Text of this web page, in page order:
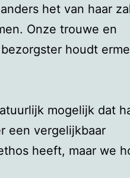
het van haar
Onze trouwe en
houdt
mogelijk dat
een vergelijkbaar
heeft, maar we